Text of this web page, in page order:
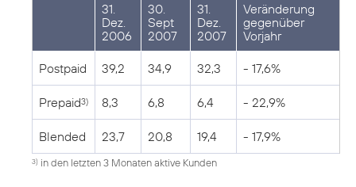
31.
Dez.
2006
30.
Sept
2007
31.
Dez.
2007
Veränderung
gegenüber
Vorjahr
Postpaid 39,2 34,9 32,3 - 17,6%
Prepaid3) 8,3 6,8 6,4 - 22,9%
Blended 23,7 20,8 19,4 - 17,9%
3) in den letzten 3 Monaten aktive Kunden